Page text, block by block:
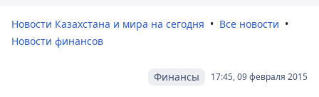
Новости Казахстана и мира на сегодня
Все новости
Новости финансов
17:45, 09 февраля 2015
Финансы